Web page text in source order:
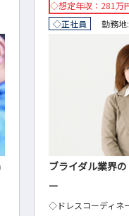
想定年収：450万
正社員
勤務地:
飲食サービス業
運営・管理